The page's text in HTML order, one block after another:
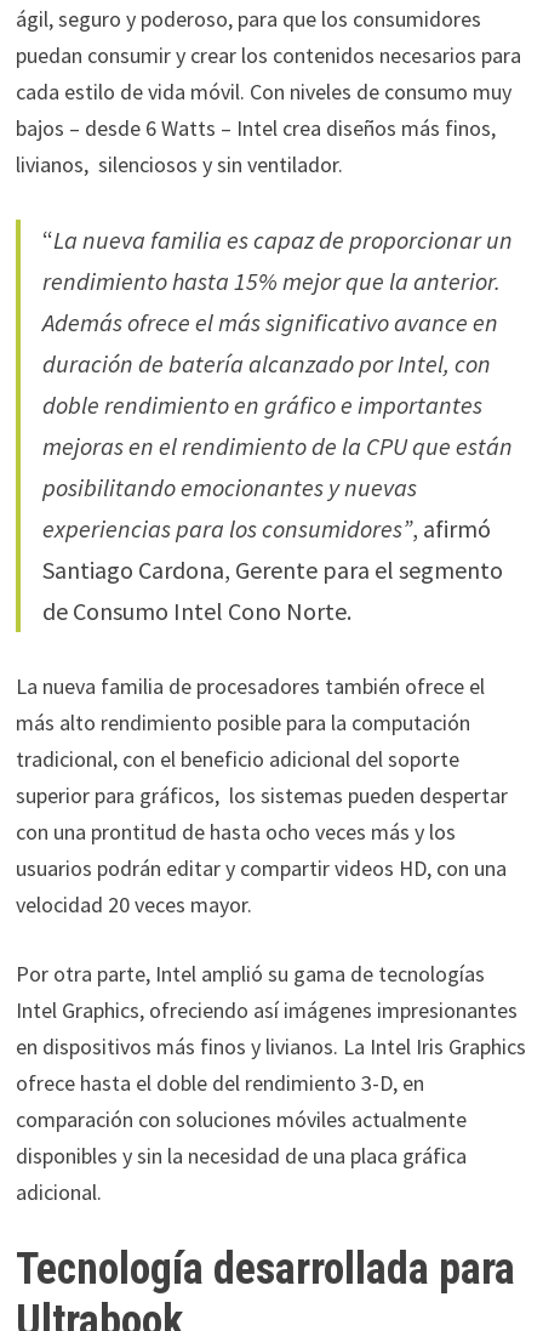
ágil, seguro y poderoso, para que los consumidores
puedan consumir y crear los contenidos necesarios para
cada estilo de vida móvil. Con niveles de consumo muy
bajos – desde 6 Watts – Intel crea diseños más finos,
livianos, silenciosos y sin ventilador.
“La nueva familia es capaz de proporcionar un
rendimiento hasta 15% mejor que la anterior.
Además ofrece el más significativo avance en
duración de batería alcanzado por Intel, con
doble rendimiento en gráfico e importantes
mejoras en el rendimiento de la CPU que están
posibilitando emocionantes y nuevas
experiencias para los consumidores”, afirmó
Santiago Cardona, Gerente para el segmento
de Consumo Intel Cono Norte.
La nueva familia de procesadores también ofrece el
más alto rendimiento posible para la computación
tradicional, con el beneficio adicional del soporte
superior para gráficos, los sistemas pueden despertar
con una prontitud de hasta ocho veces más y los
usuarios podrán editar y compartir videos HD, con una
velocidad 20 veces mayor.
Por otra parte, Intel amplió su gama de tecnologías
Intel Graphics, ofreciendo así imágenes impresionantes
en dispositivos más finos y livianos. La Intel Iris Graphics
ofrece hasta el doble del rendimiento 3-D, en
comparación con soluciones móviles actualmente
disponibles y sin la necesidad de una placa gráfica
adicional.
Tecnología desarrollada para